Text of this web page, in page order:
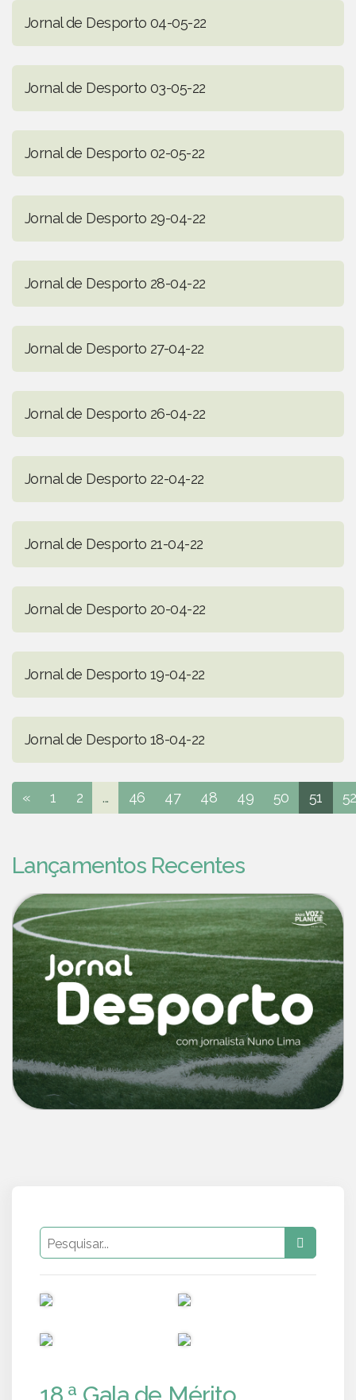
Jornal de Desporto 04-05-22
Jornal de Desporto 03-05-22
Jornal de Desporto 02-05-22
Jornal de Desporto 29-04-22
Jornal de Desporto 28-04-22
Jornal de Desporto 27-04-22
Jornal de Desporto 26-04-22
Jornal de Desporto 22-04-22
Jornal de Desporto 21-04-22
Jornal de Desporto 20-04-22
Jornal de Desporto 19-04-22
Jornal de Desporto 18-04-22
« 1 2 ... 46 47 48 49 50 51 52
Lançamentos Recentes